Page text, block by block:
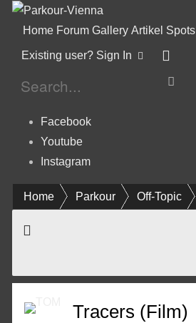
Home Forum Gallery Artikel Spots
Existing user? Sign In
Facebook
Youtube
Instagram
Home Parkour Off-Topic
Tracers (Film)